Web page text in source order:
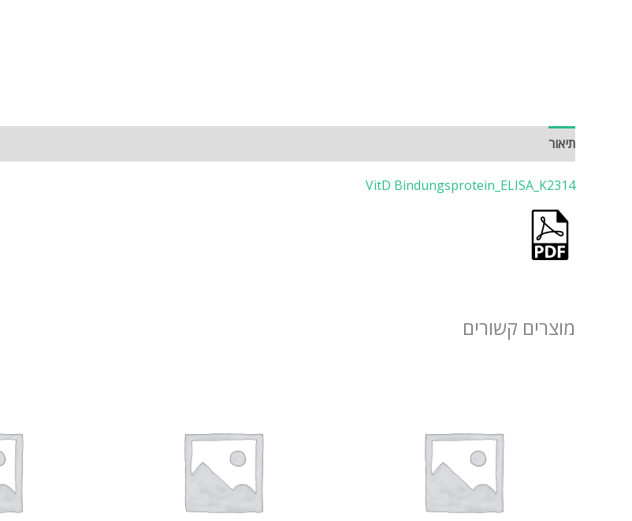
תיאור
VitD Bindungsprotein_ELISA_K2314
מוצרים קשורים